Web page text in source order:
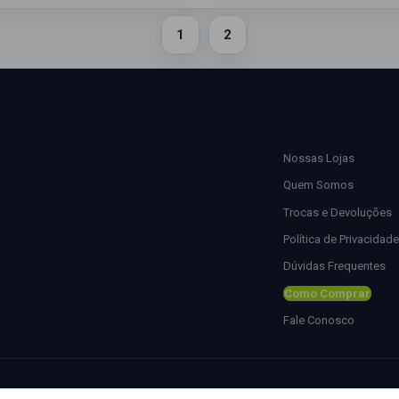
1 2
Nossas Lojas
Quem Somos
Trocas e Devoluções
Política de Privacidade
Dúvidas Frequentes
Como Comprar
Fale Conosco